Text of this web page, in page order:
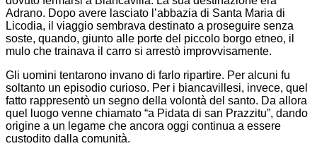
Adrano. Dopo avere lasciato l’abbazia di Santa Maria di
Licodia, il viaggio sembrava destinato a proseguire senza
soste, quando, giunto alle porte del piccolo borgo etneo, il
mulo che trainava il carro si arrestò improvvisamente.
Gli uomini tentarono invano di farlo ripartire. Per alcuni fu
soltanto un episodio curioso. Per i biancavillesi, invece, quel
fatto rappresentò un segno della volontà del santo. Da allora
quel luogo venne chiamato “a Pidata di san Prazzitu”, dando
origine a un legame che ancora oggi continua a essere
custodito dalla comunità.